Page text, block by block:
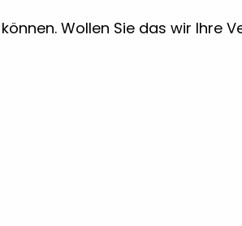
Wollen Sie das wir Ihre